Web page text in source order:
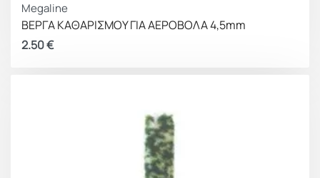
Megaline
ΒΕΡΓΑ ΚΑΘΑΡΙΣΜΟΥ ΓΙΑ ΑΕΡΟΒΟΛΑ 4,5mm
2.50€